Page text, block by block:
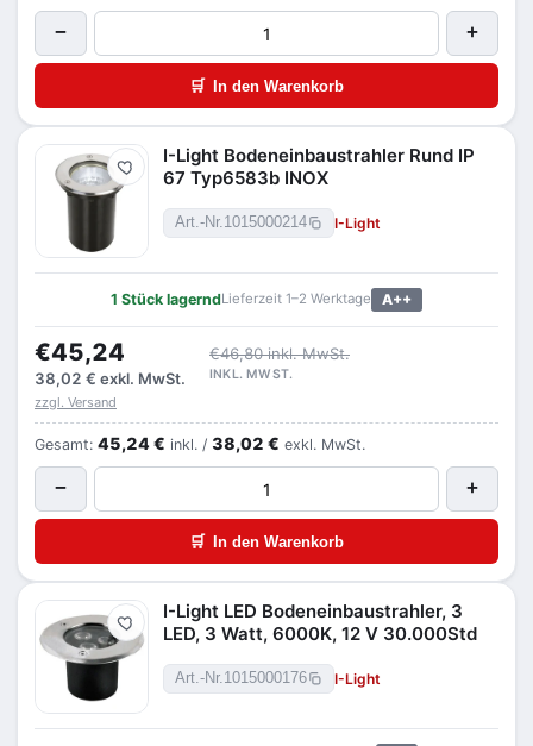
− +
🛒 In den Warenkorb
Merken
I-Light Bodeneinbaustrahler Rund IP
67 Typ6583b INOX
Art.-Nr.1015000214 I-Light
1 Stück lagerndLieferzeit 1–2 Werktage A++
€45,24
€46,80 inkl. MwSt.
38,02 € exkl. MwSt. INKL. MWST.
zzgl. Versand
Gesamt: 45,24 € inkl. / 38,02 € exkl. MwSt.
− +
🛒 In den Warenkorb
Merken
I-Light LED Bodeneinbaustrahler, 3
LED, 3 Watt, 6000K, 12 V 30.000Std
Art.-Nr.1015000176 I-Light